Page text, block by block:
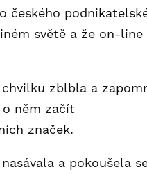
českého
světě a že on-
zblbla a
o něm začít
značek.
a pokoušela